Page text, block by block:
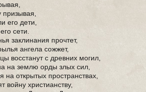
его дети,
сети.
заклинания прочтет,
ангела сожжет,
восстанут с древних могил,
на землю орды злых сил,
на открытых пространствах,
войну христианству,